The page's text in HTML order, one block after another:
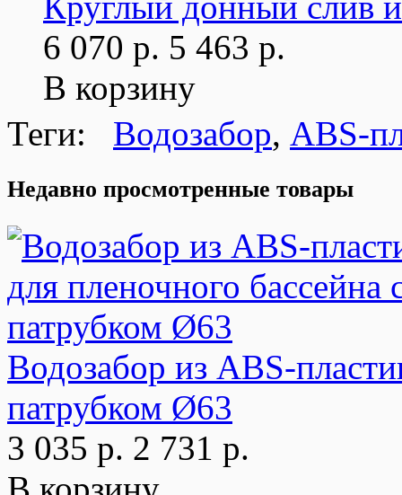
6 070 р. 5 463 р.
В корзину
Теги: Водозабор, ABS-
Недавно просмотренные товары
Водозабор из ABS-
патрубком Ø63
3 035 р. 2 731 р.